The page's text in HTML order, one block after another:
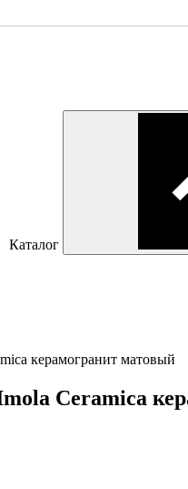
Каталог
керамогранит матовый
Ceramica